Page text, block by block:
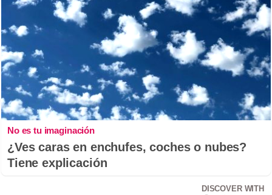
No es tu imaginación
¿Ves caras en enchufes, coches o nubes?
Tiene explicación
DISCOVER WITH